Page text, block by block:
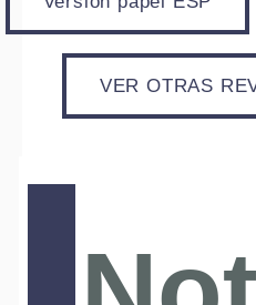
VER OTRAS